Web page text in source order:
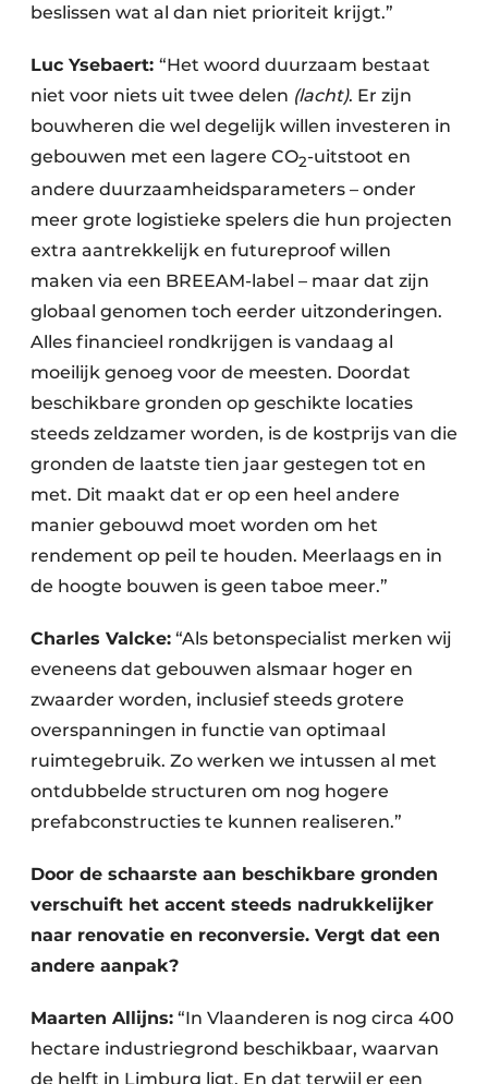
beslissen wat al dan niet prioriteit krijgt.”
Luc Ysebaert: “Het woord duurzaam bestaat
niet voor niets uit twee delen (lacht). Er zijn
bouwheren die wel degelijk willen investeren in
gebouwen met een lagere CO2-uitstoot en
andere duurzaamheidsparameters – onder
meer grote logistieke spelers die hun projecten
extra aantrekkelijk en futureproof willen
maken via een BREEAM-label – maar dat zijn
globaal genomen toch eerder uitzonderingen.
Alles financieel rondkrijgen is vandaag al
moeilijk genoeg voor de meesten. Doordat
beschikbare gronden op geschikte locaties
steeds zeldzamer worden, is de kostprijs van die
gronden de laatste tien jaar gestegen tot en
met. Dit maakt dat er op een heel andere
manier gebouwd moet worden om het
rendement op peil te houden. Meerlaags en in
de hoogte bouwen is geen taboe meer.”
Charles Valcke: “Als betonspecialist merken wij
eveneens dat gebouwen alsmaar hoger en
zwaarder worden, inclusief steeds grotere
overspanningen in functie van optimaal
ruimtegebruik. Zo werken we intussen al met
ontdubbelde structuren om nog hogere
prefabconstructies te kunnen realiseren.”
Door de schaarste aan beschikbare gronden
verschuift het accent steeds nadrukkelijker
naar renovatie en reconversie. Vergt dat een
andere aanpak?
Maarten Allijns: “In Vlaanderen is nog circa 400
hectare industriegrond beschikbaar, waarvan
de helft in Limburg ligt. En dat terwijl er een